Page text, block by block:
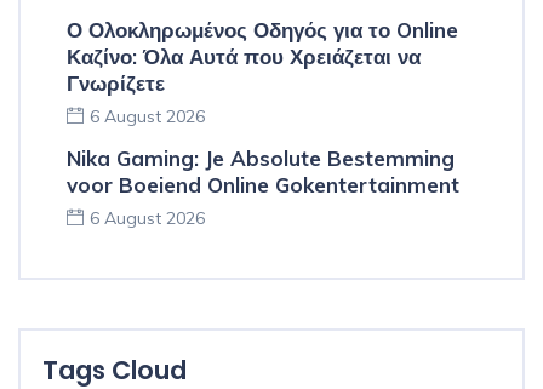
Ο Ολοκληρωμένος Οδηγός για το Online
Καζίνο: Όλα Αυτά που Χρειάζεται να
Γνωρίζετε
6 August 2026
Nika Gaming: Je Absolute Bestemming
voor Boeiend Online Gokentertainment
6 August 2026
Tags Cloud